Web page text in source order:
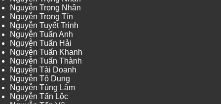
Nguyễn Trọng Nhân
Nguyễn Trọng Tín
Nguyễn Tuyết Trinh
Nguyễn Tuấn Anh
Nguyễn Tuấn Hải
Nguyễn Tuấn Khanh
Nguyễn Tuấn Thành
Nguyễn Tài Doanh
Nguyễn Tô Dung
Nguyễn Tùng Lâm
Nguyễn Tấn Lộc